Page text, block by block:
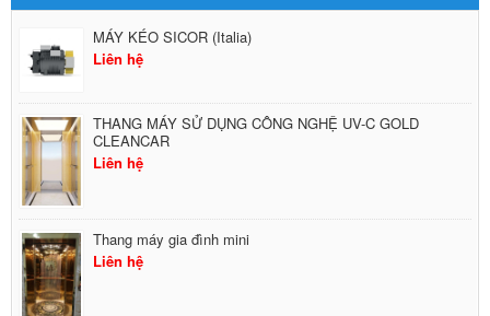
MÁY KÉO SICOR (Italia)
Liên hệ
THANG MÁY SỬ DỤNG CÔNG NGHỆ UV-C GOLD
CLEANCAR
Liên hệ
Thang máy gia đình mini
Liên hệ